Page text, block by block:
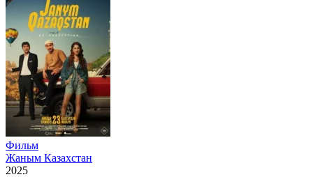
Фильм
Жаным Казахстан
2025